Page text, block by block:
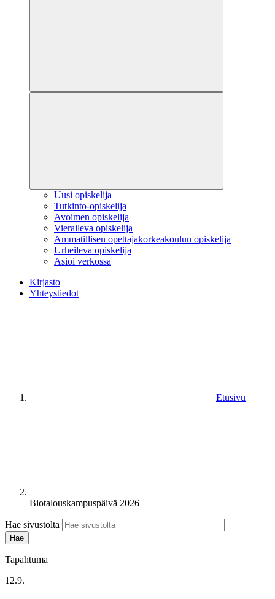
Uusi opiskelija
Tutkinto-opiskelija
Avoimen opiskelija
Vieraileva opiskelija
Ammatillisen opettajakorkeakoulun opiskelija
Urheileva opiskelija
Asioi verkossa
Kirjasto
Yhteystiedot
Etusivu
Biotalouskampuspäivä 2026
Hae sivustolta
Tapahtuma
12.9.